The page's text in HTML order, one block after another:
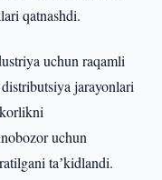
qatnashdi.
uchun raqamli
jarayonlari
uchun
taʼkidlandi.